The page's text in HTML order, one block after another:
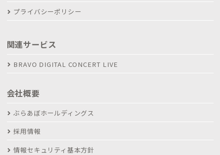
プライバシーポリシー
関連サービス
BRAVO DIGITAL CONCERT LIVE
会社概要
ぶらあぼホールディングス
採用情報
情報セキュリティ基本方針